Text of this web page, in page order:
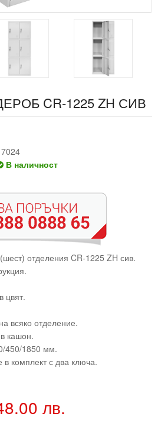
CR-1225 ZH СИВ
В наличност
отделения CR-1225 ZH сив.
цвят.
всяко отделение.
кашон.
450/1850 мм.
в комплект с два ключа.
лв.